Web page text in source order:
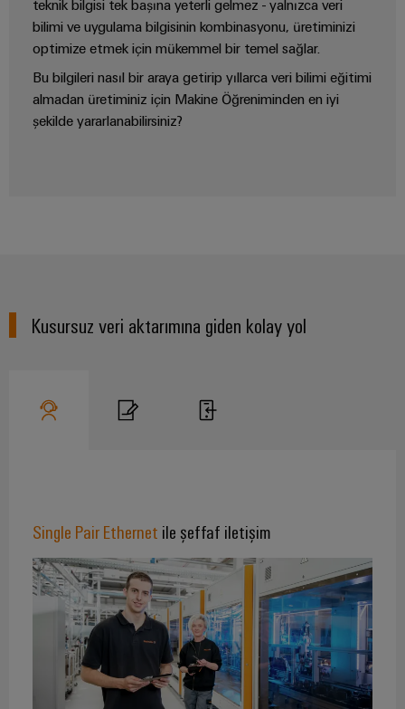
teknik bilgisi tek başına yeterli gelmez - yalnızca veri
bilimi ve uygulama bilgisinin kombinasyonu, üretiminizi
optimize etmek için mükemmel bir temel sağlar.
Bu bilgileri nasıl bir araya getirip yıllarca veri bilimi eğitimi
almadan üretiminiz için Makine Öğreniminden en iyi
şekilde yararlanabilirsiniz?
Kusursuz veri aktarımına giden kolay yol
Single Pair Ethernet ile şeffaf iletişim